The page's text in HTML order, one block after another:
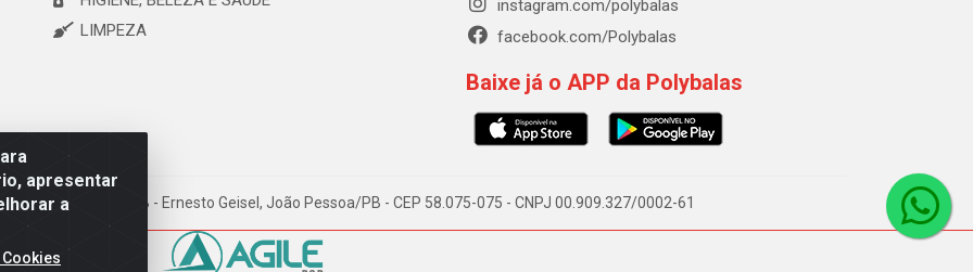
apresentar
a
LIMPEZA
instagram.com/polybalas
facebook.com/Polybalas
Baixe já o APP da Polybalas
173 Galpão B - Ernesto Geisel, João Pessoa/PB - CEP 58.075-075 - CNPJ 00.909.327/0002-61